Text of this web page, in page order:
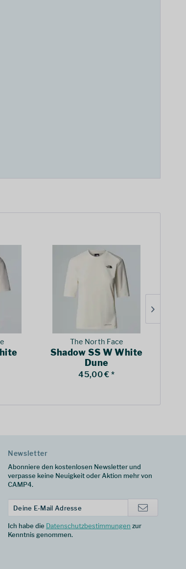
The North Face
Shadow SS W White
Dune
45,00 € *
Newsletter
Abonniere den kostenlosen Newsletter und
verpasse keine Neuigkeit oder Aktion mehr von
CAMP4.
Ich habe die Datenschutzbestimmungen zur
Kenntnis genommen.